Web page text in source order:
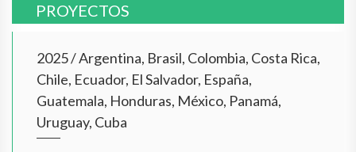
PROYECTOS
2025/Argentina, Brasil, Colombia, Costa Rica,
Chile, Ecuador, El Salvador, España,
Guatemala, Honduras, México, Panamá,
Uruguay, Cuba